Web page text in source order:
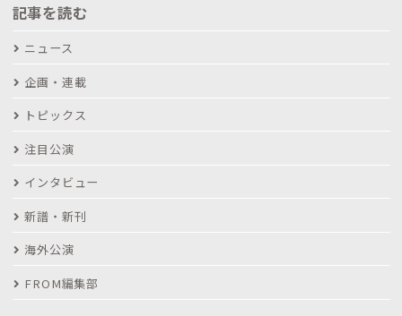
記事を読む
ニュース
企画・連載
トピックス
注目公演
インタビュー
新譜・新刊
海外公演
FROM編集部